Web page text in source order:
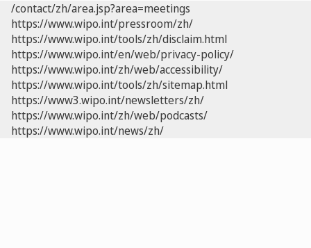
/contact/zh/area.jsp?area=meetings
https://www.wipo.int/pressroom/zh/
https://www.wipo.int/tools/zh/disclaim.html
https://www.wipo.int/en/web/privacy-policy/
https://www.wipo.int/zh/web/accessibility/
https://www.wipo.int/tools/zh/sitemap.html
https://www3.wipo.int/newsletters/zh/
https://www.wipo.int/zh/web/podcasts/
https://www.wipo.int/news/zh/